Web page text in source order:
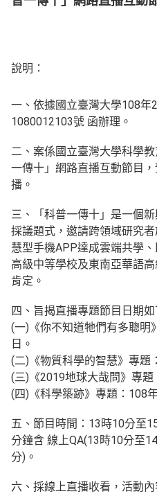
說明：
一、依據國立臺灣大學108年
1080012103號 函辦理。
二、案係國立臺灣大學科學
一傳十」網路直播互動節目
播。
三、「科普一傳十」是一個
採議題式，邀請跨領域研究
慧型手機APP達成雲端共學
高級中等學校及東南亞華語
肯定。
四、旨揭直播專題節目日期如
(一)《你不知道牠們有多聰明
日。
(二)《物質科學的智慧》專題
(三)《2019地球大哉問》專
(四)《科學築跡》專題：108
五、節目時間：13時10分至
分鐘含 線上QA(13時10分至
分)。
六、採線上直播收看，活動